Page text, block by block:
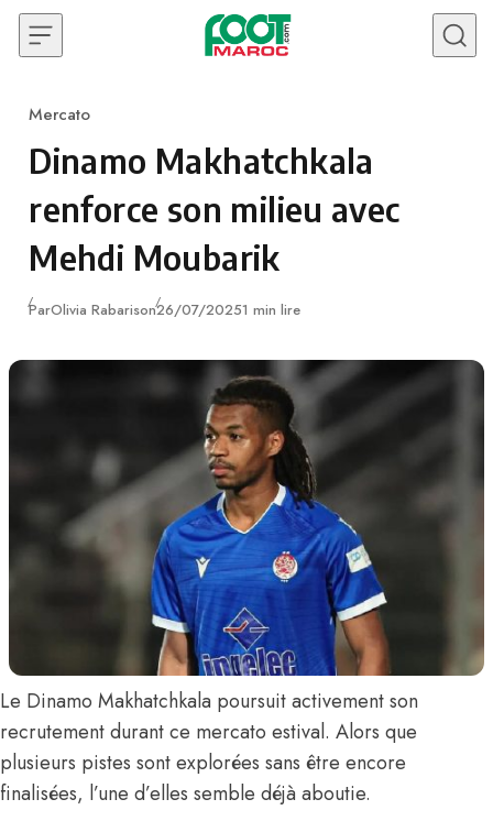
Skip to content
Category
Mercato
Dinamo Makhatchkala
renforce son milieu avec
Mehdi Moubarik
ParOlivia RabarisonPublié
26/07/20251 min lire
Le Dinamo Makhatchkala poursuit activement son
recrutement durant ce mercato estival. Alors que
plusieurs pistes sont explorées sans être encore
finalisées, l’une d’elles semble déjà aboutie.